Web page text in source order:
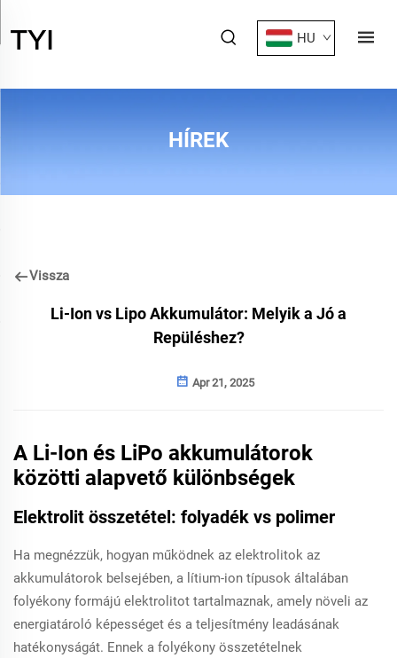
HU
HÍREK
Vissza
Li-Ion vs Lipo Akkumulátor: Melyik a Jó a
Repüléshez?
Apr 21, 2025
A Li-Ion és LiPo akkumulátorok
közötti alapvető különbségek
Elektrolit összetétel: folyadék vs polimer
Ha megnézzük, hogyan működnek az elektrolitok az
akkumulátorok belsejében, a lítium-ion típusok általában
folyékony formájú elektrolitot tartalmaznak, amely növeli az
energiatároló képességet és a teljesítmény leadásának
hatékonyságát. Ennek a folyékony összetételnek